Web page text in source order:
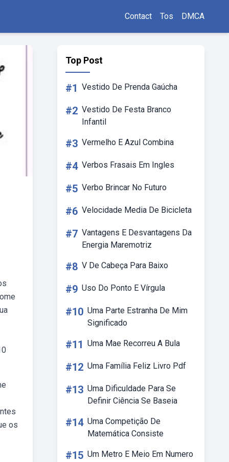
Contact Tos DMCA
os
Top Post
#1 Vestido De Prenda Gaúcha
#2 Vestido De Festa Branco
Infantil
#3 Vermelho E Azul Combina
#4 Verbos Frasais Em Ingles
#5 Verbo Brincar No Futuro
#6 Velocidade Media De Bicicleta
#7 Vantagens E Desvantagens Da
Energia Maremotriz
#8 V De Cabeça Para Baixo
#9 Uso Do Ponto E Vírgula
#10 Uma Parte Estranha De Mim
Significado
#11 Uma Mae Recorreu A Bula
#12 Uma Família Feliz Livro Pdf
#13 Uma Dificuldade Para Se
Definir Ciência Se Baseia
#14 Uma Competição De
Matemática Consiste
#15 Um Metro E Meio Em Numero